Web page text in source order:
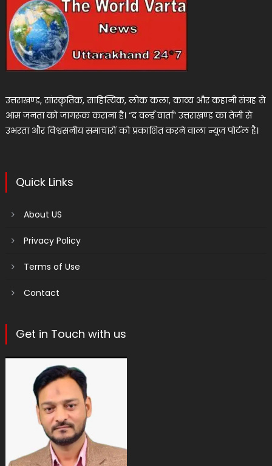
उत्तराखण्ड, सांस्कृतिक, साहित्यिक, लोक कला, काव्य और कहानी संग्रह से
आम जनता को जागरूक कराना है। “द वर्ल्ड वार्ता” उत्तराखण्ड का तेजी से
उभरता और विश्वसनीय समाचारों को प्रकाशित करने वाला न्यूज पोर्टल है।
Quick Links
About US
Privacy Policy
Terms of Use
Contact
Get in Touch with us